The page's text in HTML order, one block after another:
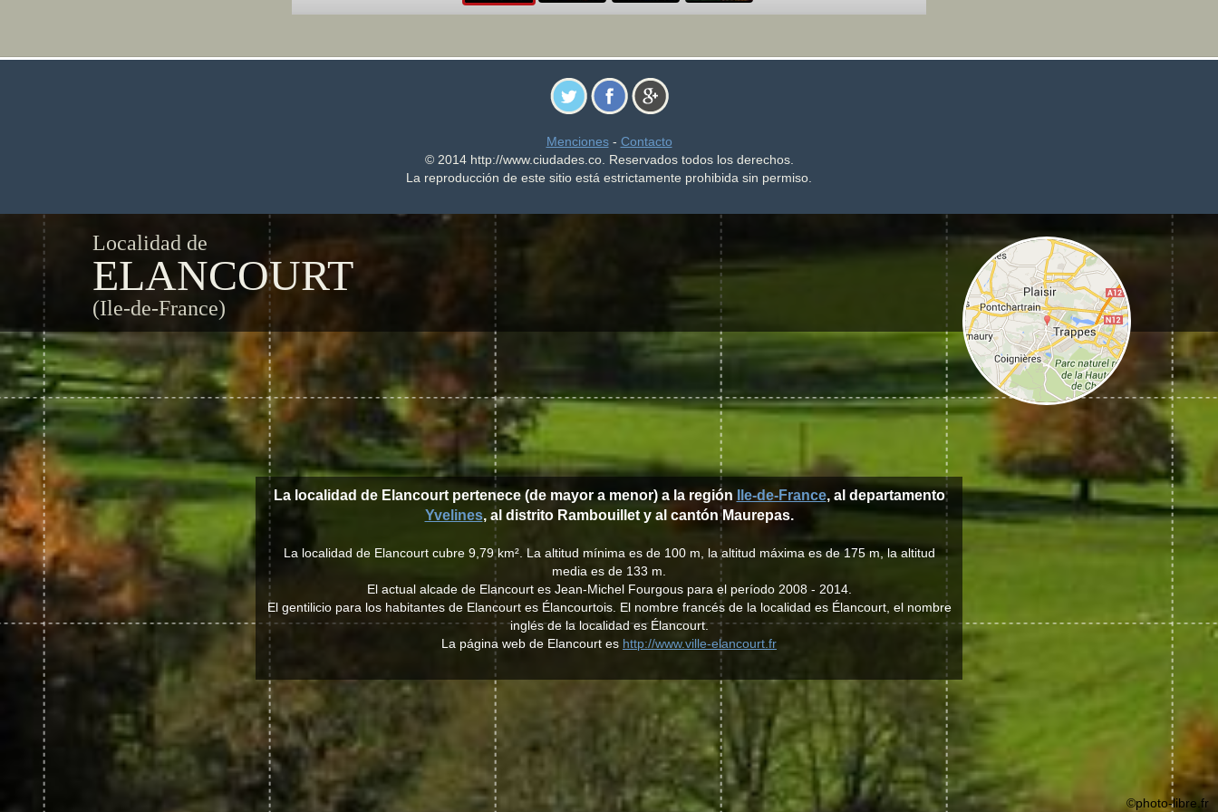
Menciones- Contacto
© 2014 http://www.ciudades.co. Reservados todos los derechos.
La reproducción de este sitio está estrictamente prohibida sin permiso.
Localidad de
ELANCOURT
(Ile-de-France)
La localidad de Elancourt pertenece (de mayor a menor) a la región Ile-de-France, al departamento
Yvelines, al distrito Rambouillet y al cantón Maurepas.
La localidad de Elancourt cubre 9,79 km². La altitud mínima es de 100 m, la altitud máxima es de 175 m, la altitud
media es de 133 m.
El actual alcade de Elancourt es Jean-Michel Fourgous para el período 2008 - 2014.
El gentilicio para los habitantes de Elancourt es Élancourtois. El nombre francés de la localidad es Élancourt, el nombre
inglés de la localidad es Élancourt.
La página web de Elancourt es http://www.ville-elancourt.fr
©photo-libre.fr